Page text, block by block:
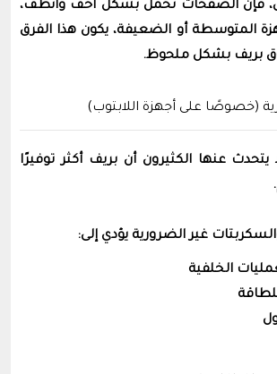
فإن الصفحات تُحمَّل بشكل أخف وأنظف،
المتوسطة أو الضعيفة، يكون هذا الفرق
بريف بشكل ملحوظ.
يتحدث عنها الكثيرون أن بريف أكثر توفيرًا
غير الضرورية يؤدي إلى:
الخلفية